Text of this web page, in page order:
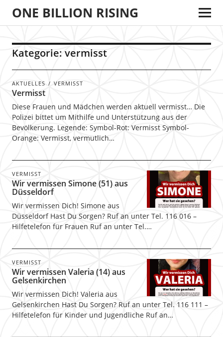
ONE BILLION RISING
Kategorie: vermisst
AKTUELLES VERMISST
Vermisst
Diese Frauen und Mädchen werden aktuell vermisst… Die
Polizei bittet um Mithilfe und Unterstützung aus der
Bevölkerung. Legende: Symbol-Rot: Vermisst Symbol-
Orange: Vermisst, vermutlich…
VERMISST
Wir vermissen Simone (51) aus
Düsseldorf
Wir vermissen Dich! Simone aus
Düsseldorf Hast Du Sorgen? Ruf an unter Tel. 116 016 –
Hilfetelefon für Frauen Ruf an unter Tel.…
VERMISST
Wir vermissen Valeria (14) aus
Gelsenkirchen
Wir vermissen Dich! Valeria aus
Gelsenkirchen Hast Du Sorgen? Ruf an unter Tel. 116 111 –
Hilfetelefon für Kinder und Jugendliche Ruf an…